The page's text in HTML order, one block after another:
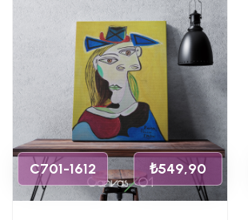
C701-1612 ₺549,90